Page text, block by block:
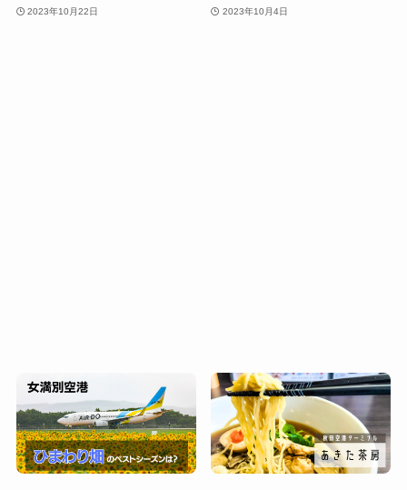
2023年10月22日 2023年10月4日